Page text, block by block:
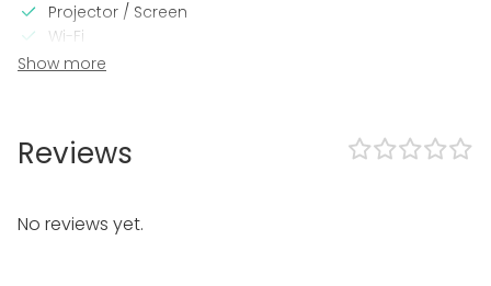
Projector / Screen
Wi-Fi
Video conferencing equipment
Late night events OK
Loud music OK
Can bring a band
Show more
Reviews
No reviews yet.